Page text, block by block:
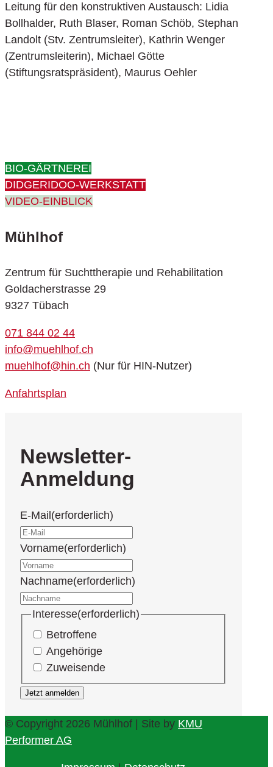
Leitung für den konstruktiven Austausch: Lidia
Bollhalder, Ruth Blaser, Roman Schöb, Stephan
Landolt (Stv. Zentrumsleiter), Kathrin Wenger
(Zentrumsleiterin), Michael Götte
(Stiftungsratspräsident), Maurus Oehler
BIO-GÄRTNEREI
DIDGERIDOO-WERKSTATT
VIDEO-EINBLICK
Mühlhof
Zentrum für Suchttherapie und Rehabilitation
Goldacherstrasse 29
9327 Tübach
071 844 02 44
info@muehlhof.ch
muehlhof@hin.ch (Nur für HIN-Nutzer)
Anfahrtsplan
Newsletter-
Anmeldung
E-Mail (erforderlich)
Vorname(erforderlich)
Nachname(erforderlich)
Interesse(erforderlich)
Betroffene
Angehörige
Zuweisende
© Copyright 2026 Mühlhof | Site by KMU
Performer AG